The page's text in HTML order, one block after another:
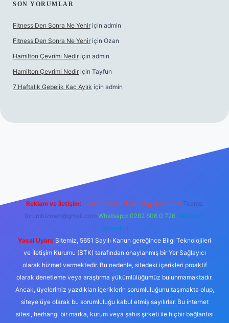
SON YORUMLAR
Fitness Den Sonra Ne Yenir için admin
Fitness Den Sonra Ne Yenir için Ozan
Hamilton Çevrimi Nedir için admin
Hamilton Çevrimi Nedir için Tayfun
7 Haftalık Gebelik Kaç Aylık için admin
Reklam ve İletişim: E-mail: backlinkpaneli@gmail.com Teams:
forumhizmeti@gmail.com Whatsapp: 0262 606 0 726 Telegram:
@karabul
Yasal Uyarı: Sitemiz, 5651 Sayılı Kanun gereğince Bilgi Teknolojileri
ve İletişim Kurumu (BTK) tarafından onaylanmış bir Yer Sağlayıcı
olarak hizmet vermektedir. Bu nedenle, sitedeki içerikleri proaktif
olarak denetleme veya araştırma yükümlülüğümüz bulunmamaktadır.
Ancak, üyelerimiz yazdıkları içeriklerin sorumluluğunu taşımakta olup,
siteye üye olarak bu sorumluluğu kabul etmiş sayılırlar. Bu internet
sitesi, herhangi bir marka, kurum veya şahıs şirketi ile hiçbir bağlantısı